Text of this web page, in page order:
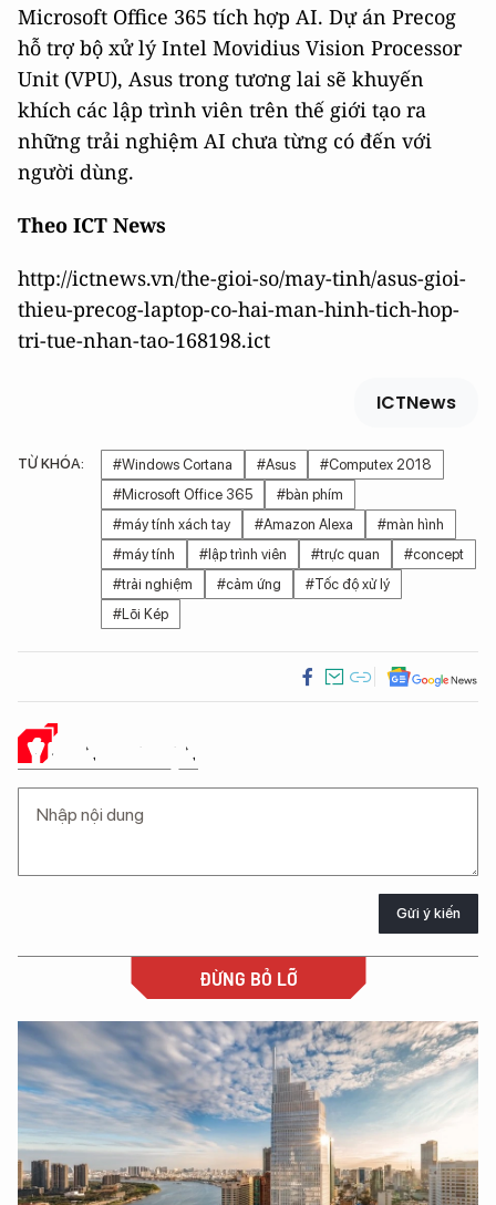
Microsoft Office 365 tích hợp AI. Dự án Precog
hỗ trợ bộ xử lý Intel Movidius Vision Processor
Unit (VPU), Asus trong tương lai sẽ khuyến
khích các lập trình viên trên thế giới tạo ra
những trải nghiệm AI chưa từng có đến với
người dùng.
Theo ICT News
http://ictnews.vn/the-gioi-so/may-tinh/asus-gioi-
thieu-precog-laptop-co-hai-man-hinh-tich-hop-
tri-tue-nhan-tao-168198.ict
ICTNews
TỪ KHÓA: #Windows Cortana #Asus
#Computex 2018
#Microsoft Office 365
#bàn phím
#máy tính xách tay
#Amazon Alexa
#màn hình
#máy tính
#lập trình viên #trực quan
#concept
#trải nghiệm
#cảm ứng
#Tốc độ xử lý
#Lõi Kép
Ý KIẾN CỦA BẠN
Gửi ý kiến
ĐỪNG BỎ LỠ